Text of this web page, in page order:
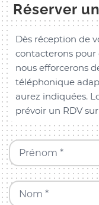
Réserver
Dès réception de
contacterons pour
nous efforcerons
téléphonique
aurez indiquées.
prévoir un RDV
Prénom *
Nom *